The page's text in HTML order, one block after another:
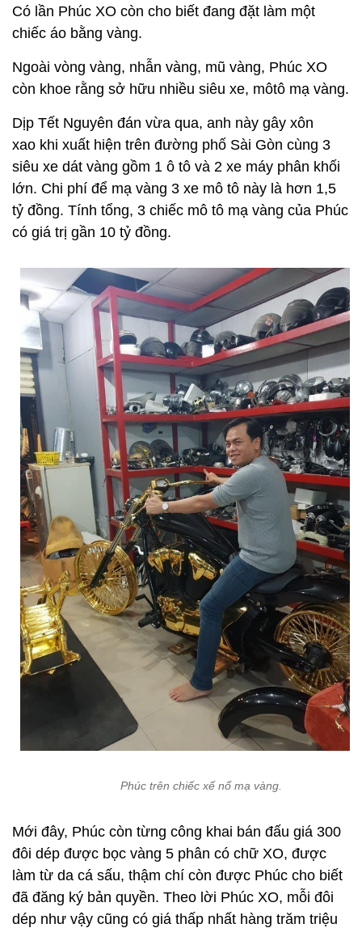
Có lần Phúc XO còn cho biết đang đặt làm một
chiếc áo bằng vàng.
Ngoài vòng vàng, nhẫn vàng, mũ vàng, Phúc XO
còn khoe rằng sở hữu nhiều siêu xe, môtô mạ vàng.
Dịp Tết Nguyên đán vừa qua, anh này gây xôn
xao khi xuất hiện trên đường phố Sài Gòn cùng 3
siêu xe dát vàng gồm 1 ô tô và 2 xe máy phân khối
lớn. Chi phí để mạ vàng 3 xe mô tô này là hơn 1,5
tỷ đồng. Tính tổng, 3 chiếc mô tô mạ vàng của Phúc
có giá trị gần 10 tỷ đồng.
Phúc trên chiếc xế nổ mạ vàng.
Mới đây, Phúc còn từng công khai bán đấu giá 300
đôi dép được bọc vàng 5 phân có chữ XO, được
làm từ da cá sấu, thậm chí còn được Phúc cho biết
đã đăng ký bản quyền. Theo lời Phúc XO, mỗi đôi
dép như vậy cũng có giá thấp nhất hàng trăm triệu